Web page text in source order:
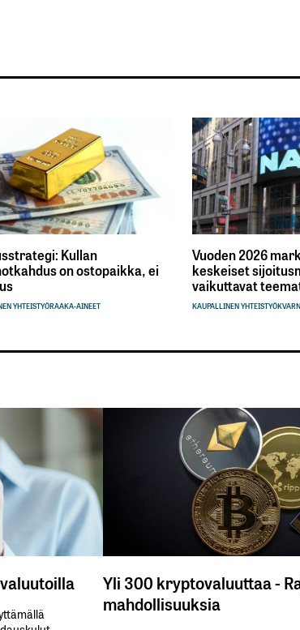
Kullan
on ostopaikka, ei
YHTEISTYÖRAAKA-AINEET
Vuoden 2026
keskeiset
vaikuttavat
KAUPALLINEN YHTEISTYÖ
Yli 300 kryptovaluuttaa -
mahdollisuuksia